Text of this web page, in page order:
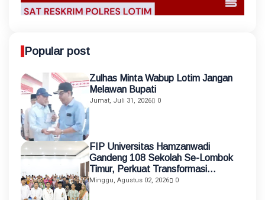
Popular post
Zulhas Minta Wabup Lotim Jangan
Melawan Bupati
Jumat, Juli 31, 2026 0
FIP Universitas Hamzanwadi
Gandeng 108 Sekolah Se-Lombok
Timur, Perkuat Transformasi
Pendidikan melalui Asistensi
Minggu, Agustus 02, 2026 0